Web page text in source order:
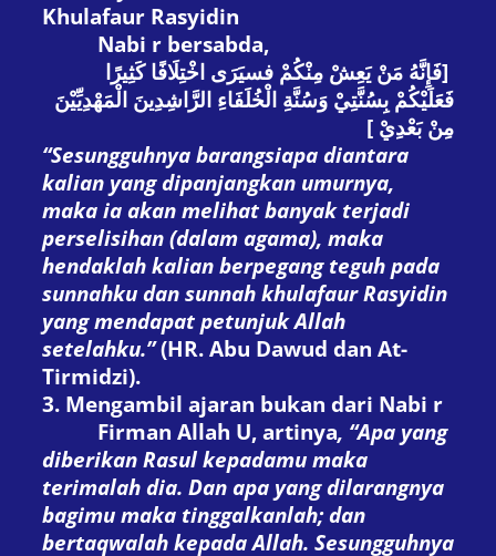
Khulafaur Rasyidin
Nabi r bersabda,
]فَإِنَّهُ مَنْ يَعِشْ مِنْكُمْ فسيَرَى اخْتِلَافًا كَثِيرًا
فَعَلَيْكُمْ بِسُنَّتِيْ وَسُنَّةِ الْخُلَفَاءِ الرَّاشِدِينَ الْمَهْدِيِّيْنَ
مِنْ بَعْدِيْ [
“Sesungguhnya barangsiapa diantara
kalian yang dipanjangkan umurnya,
maka ia akan melihat banyak terjadi
perselisihan (dalam agama), maka
hendaklah kalian berpegang teguh pada
sunnahku dan sunnah khulafaur Rasyidin
yang mendapat petunjuk Allah
setelahku.”(HR. Abu Dawud dan At-
Tirmidzi).
3. Mengambil ajaran bukan dari Nabi r
Firman Allah U, artinya, “Apa yang
diberikan Rasul kepadamu maka
terimalah dia. Dan apa yang dilarangnya
bagimu maka tinggalkanlah; dan
bertaqwalah kepada Allah. Sesungguhnya